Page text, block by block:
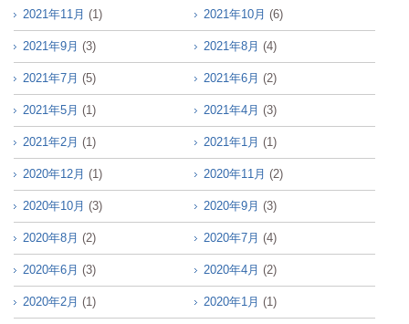
2021年11月 (1) 2021年10月 (6)
2021年9月 (3) 2021年8月 (4)
2021年7月 (5) 2021年6月 (2)
2021年5月 (1) 2021年4月 (3)
2021年2月 (1) 2021年1月 (1)
2020年12月 (1) 2020年11月 (2)
2020年10月 (3) 2020年9月 (3)
2020年8月 (2) 2020年7月 (4)
2020年6月 (3) 2020年4月 (2)
2020年2月 (1) 2020年1月 (1)